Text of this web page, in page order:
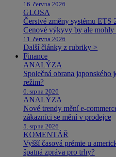
16. června 2026
GLOSA
Čerstvé změny systému ETS
Cenové výkyvy by ale mohly
11. června 2026
Další články z rubriky >
Finance
ANALÝZA
Společná obrana
režim?
6. srpna 2026
ANALÝZA
Nové trendy mění e-
zákazníci se mění v prodejce
5. srpna 2026
KOMENTÁŘ
Vyšší časová prémie u
špatná zpráva pro trhy?